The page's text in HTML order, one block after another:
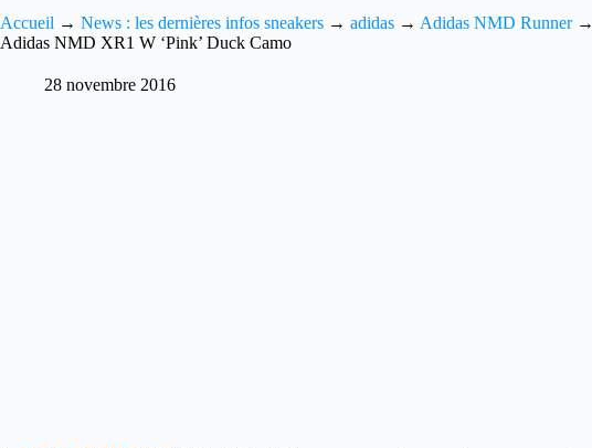
Accueil → News : les dernières infos sneakers → adidas → Adidas NMD Runner→
Adidas NMD XR1 W ‘Pink’ Duck Camo
28 novembre 2016